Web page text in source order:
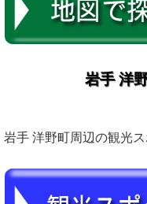
岩手 洋
岩手 洋野町周辺の観光